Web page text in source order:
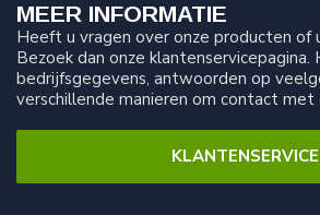
MEER INFORMATIE
Heeft u vragen over onze producten of
Bezoek dan onze klantenservicepagina.
bedrijfsgegevens, antwoorden op
verschillende manieren om contact met
KLANTENSERVICE